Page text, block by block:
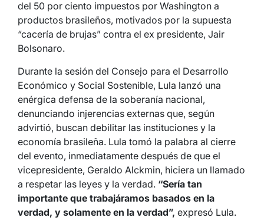
del 50 por ciento impuestos por Washington a
productos brasileños, motivados por la supuesta
“cacería de brujas” contra el ex presidente, Jair
Bolsonaro.
Durante la sesión del Consejo para el Desarrollo
Económico y Social Sostenible, Lula lanzó una
enérgica defensa de la soberanía nacional,
denunciando injerencias externas que, según
advirtió, buscan debilitar las instituciones y la
economía brasileña. Lula tomó la palabra al cierre
del evento, inmediatamente después de que el
vicepresidente, Geraldo Alckmin, hiciera un llamado
a respetar las leyes y la verdad. “Sería tan
importante que trabajáramos basados en la
verdad, y solamente en la verdad”, expresó Lula.